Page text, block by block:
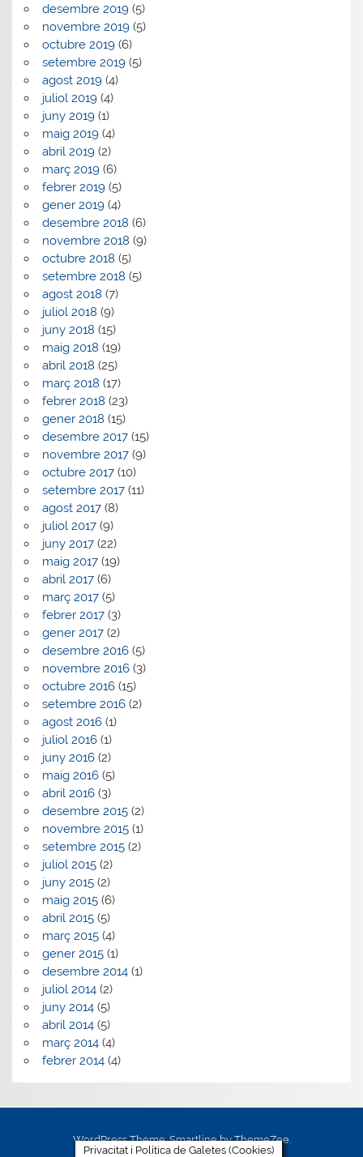
desembre 2019(5)
novembre 2019(5)
octubre 2019(6)
setembre 2019(5)
agost 2019(4)
juliol 2019(4)
juny 2019(1)
maig 2019(4)
abril 2019(2)
març 2019(6)
febrer 2019(5)
gener 2019(4)
desembre 2018 (6)
novembre 2018 (9)
octubre 2018 (5)
setembre 2018 (5)
agost 2018 (7)
juliol 2018 (9)
juny 2018 (15)
maig 2018 (19)
abril 2018 (25)
març 2018 (17)
febrer 2018 (23)
gener 2018 (15)
desembre 2017(15)
novembre 2017(9)
octubre 2017(10)
setembre 2017(11)
agost 2017(8)
juliol 2017(9)
juny 2017(22)
maig 2017(19)
abril 2017(6)
març 2017(5)
febrer 2017(3)
gener 2017(2)
desembre 2016(5)
novembre 2016(3)
octubre 2016(15)
setembre 2016(2)
agost 2016(1)
juliol 2016(1)
juny 2016(2)
maig 2016(5)
abril 2016(3)
desembre 2015(2)
novembre 2015(1)
setembre 2015(2)
juliol 2015(2)
juny 2015(2)
maig 2015(6)
abril 2015(5)
març 2015(4)
gener 2015(1)
desembre 2014(1)
juliol 2014(2)
juny 2014(5)
abril 2014(5)
març 2014(4)
febrer 2014(4)
WordPress Theme: Smartline by ThemeZee.
Privacitat i Política de Galetes (Cookies)